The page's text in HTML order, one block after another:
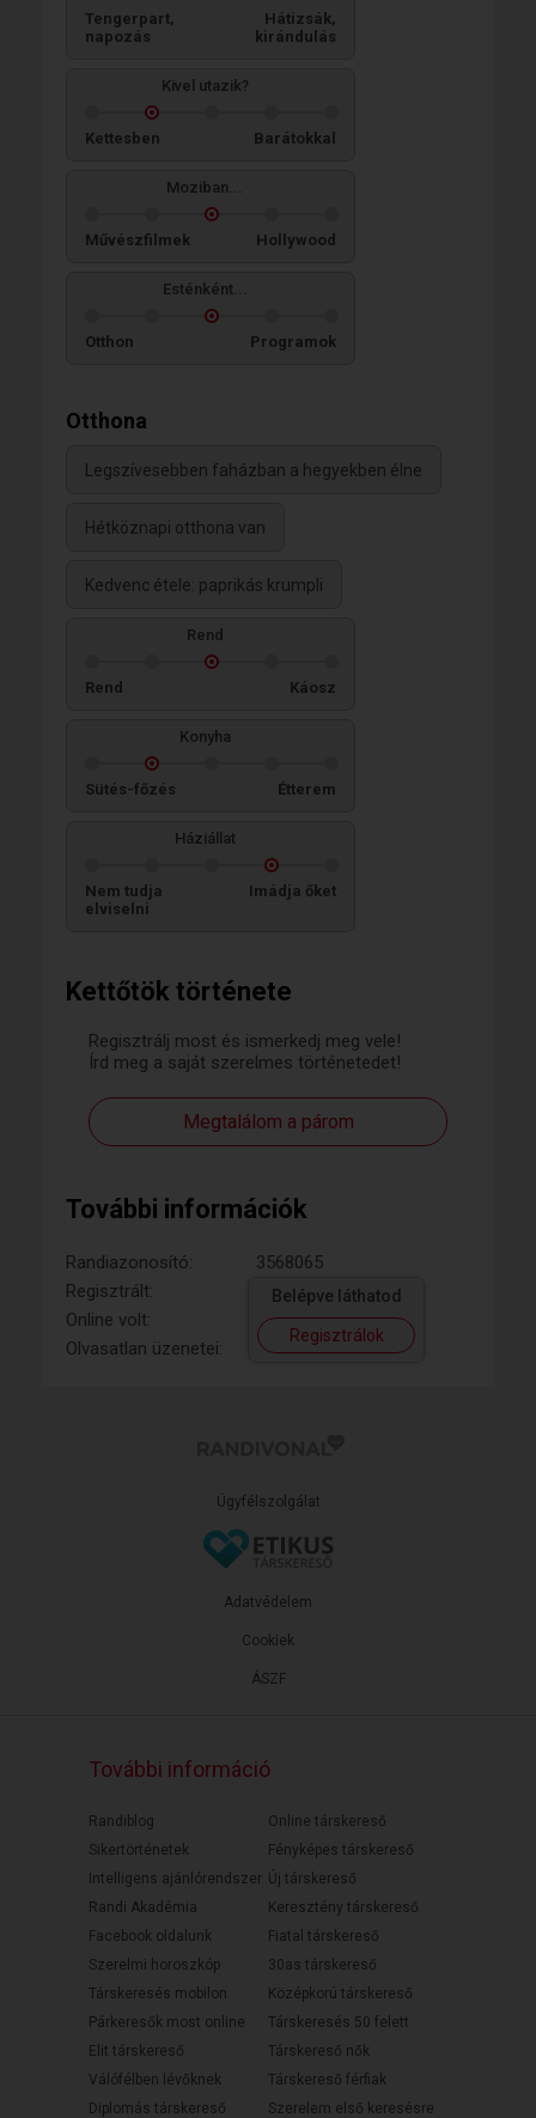
Kettőtök története
Regisztrálj most és ismerkedj meg vele!
Írd meg a saját szerelmes történetedet!
Megtalálom a párom
További információk
Randiazonosító:
3568065
Regisztrált:
Online volt:
Olvasatlan üzenetei:
Belépve láthatod
Regisztrálok
Tengerpart,
napozás
Hátizsák,
kirándulás
Kivel utazik?
Kettesben Barátokkal
Moziban...
Művészfilmek Hollywood
Esténként...
Otthon Programok
Otthona
Legszívesebben faházban a hegyekben élne
Hétköznapi otthona van
Kedvenc étele: paprikás krumpli
Rend
Rend Káosz
Konyha
Sütés-főzés Étterem
Háziállat
Nem tudja
elviselni
Imádja őket
Ügyfélszolgálat
ÁSZF
Adatvédelem
Cookiek
További információ
Randiblog
Sikertörténetek
Intelligens ajánlórendszer
Randi Akadémia
Facebook oldalunk
Szerelmi horoszkóp
Társkeresés mobilon
Párkeresők most online
Elit társkereső
Válófélben lévőknek
Diplomás társkereső
Online társkereső
Fényképes társkereső
Új társkereső
Keresztény társkereső
Fiatal társkereső
30as társkereső
Középkorú társkereső
Társkeresés 50 felett
Társkereső nők
Társkereső férfiak
Szerelem első keresésre